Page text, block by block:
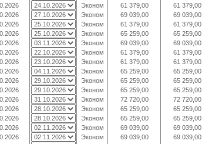
Эконом 61 379,00 61 379,00
Эконом 69 039,00 69 039,00
Эконом 61 379,00 61 379,00
Эконом 65 259,00 65 259,00
Эконом 69 039,00 69 039,00
Эконом 61 379,00 61 379,00
Эконом 61 379,00 61 379,00
Эконом 65 259,00 65 259,00
Эконом 65 259,00 65 259,00
Эконом 65 259,00 65 259,00
Эконом 72 720,00 72 720,00
Эконом 65 259,00 65 259,00
Эконом 65 259,00 65 259,00
Эконом 69 039,00 69 039,00
Эконом 69 039,00 69 039,00